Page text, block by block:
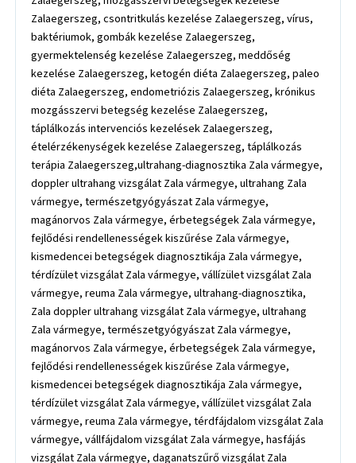
Zalaegerszeg, csontritkulás kezelése Zalaegerszeg, vírus,
baktériumok, gombák kezelése Zalaegerszeg,
gyermektelenség kezelése Zalaegerszeg, meddőség
kezelése Zalaegerszeg, ketogén diéta Zalaegerszeg, paleo
diéta Zalaegerszeg, endometriózis Zalaegerszeg, krónikus
mozgásszervi betegség kezelése Zalaegerszeg,
táplálkozás intervenciós kezelések Zalaegerszeg,
ételérzékenységek kezelése Zalaegerszeg, táplálkozás
terápia Zalaegerszeg,ultrahang-diagnosztika Zala vármegye,
doppler ultrahang vizsgálat Zala vármegye, ultrahang Zala
vármegye, természetgyógyászat Zala vármegye,
magánorvos Zala vármegye, érbetegségek Zala vármegye,
fejlődési rendellenességek kiszűrése Zala vármegye,
kismedencei betegségek diagnosztikája Zala vármegye,
térdízület vizsgálat Zala vármegye, vállízület vizsgálat Zala
vármegye, reuma Zala vármegye, ultrahang-diagnosztika,
Zala doppler ultrahang vizsgálat Zala vármegye, ultrahang
Zala vármegye, természetgyógyászat Zala vármegye,
magánorvos Zala vármegye, érbetegségek Zala vármegye,
fejlődési rendellenességek kiszűrése Zala vármegye,
kismedencei betegségek diagnosztikája Zala vármegye,
térdízület vizsgálat Zala vármegye, vállízület vizsgálat Zala
vármegye, reuma Zala vármegye, térdfájdalom vizsgálat Zala
vármegye, vállfájdalom vizsgálat Zala vármegye, hasfájás
vizsgálat Zala vármegye, daganatszűrő vizsgálat Zala